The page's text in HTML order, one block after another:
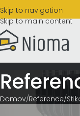
Skip to navigation
Skip to main content
Domov Reference